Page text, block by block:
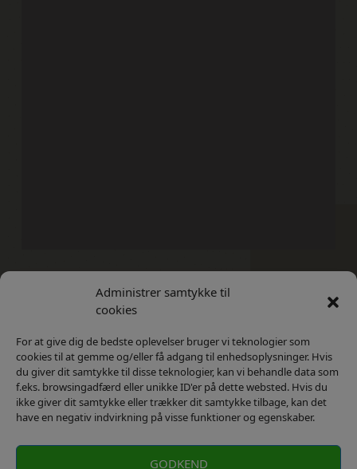
Administrer samtykke til
cookies
For at give dig de bedste oplevelser bruger vi teknologier som
cookies til at gemme og/eller få adgang til enhedsoplysninger. Hvis
du giver dit samtykke til disse teknologier, kan vi behandle data som
f.eks. browsingadfærd eller unikke ID'er på dette websted. Hvis du
ikke giver dit samtykke eller trækker dit samtykke tilbage, kan det
have en negativ indvirkning på visse funktioner og egenskaber.
GODKEND
Kontakt